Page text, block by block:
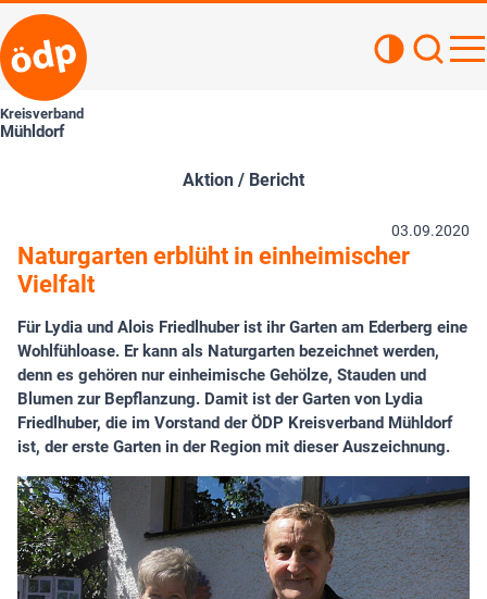
Kreisverband
Mühldorf
Aktion / Bericht
03.09.2020
Naturgarten erblüht in einheimischer
Vielfalt
Für Lydia und Alois Friedlhuber ist ihr Garten am Ederberg eine
Wohlfühloase. Er kann als Naturgarten bezeichnet werden,
denn es gehören nur einheimische Gehölze, Stauden und
Blumen zur Bepflanzung. Damit ist der Garten von Lydia
Friedlhuber, die im Vorstand der ÖDP Kreisverband Mühldorf
ist, der erste Garten in der Region mit dieser Auszeichnung.